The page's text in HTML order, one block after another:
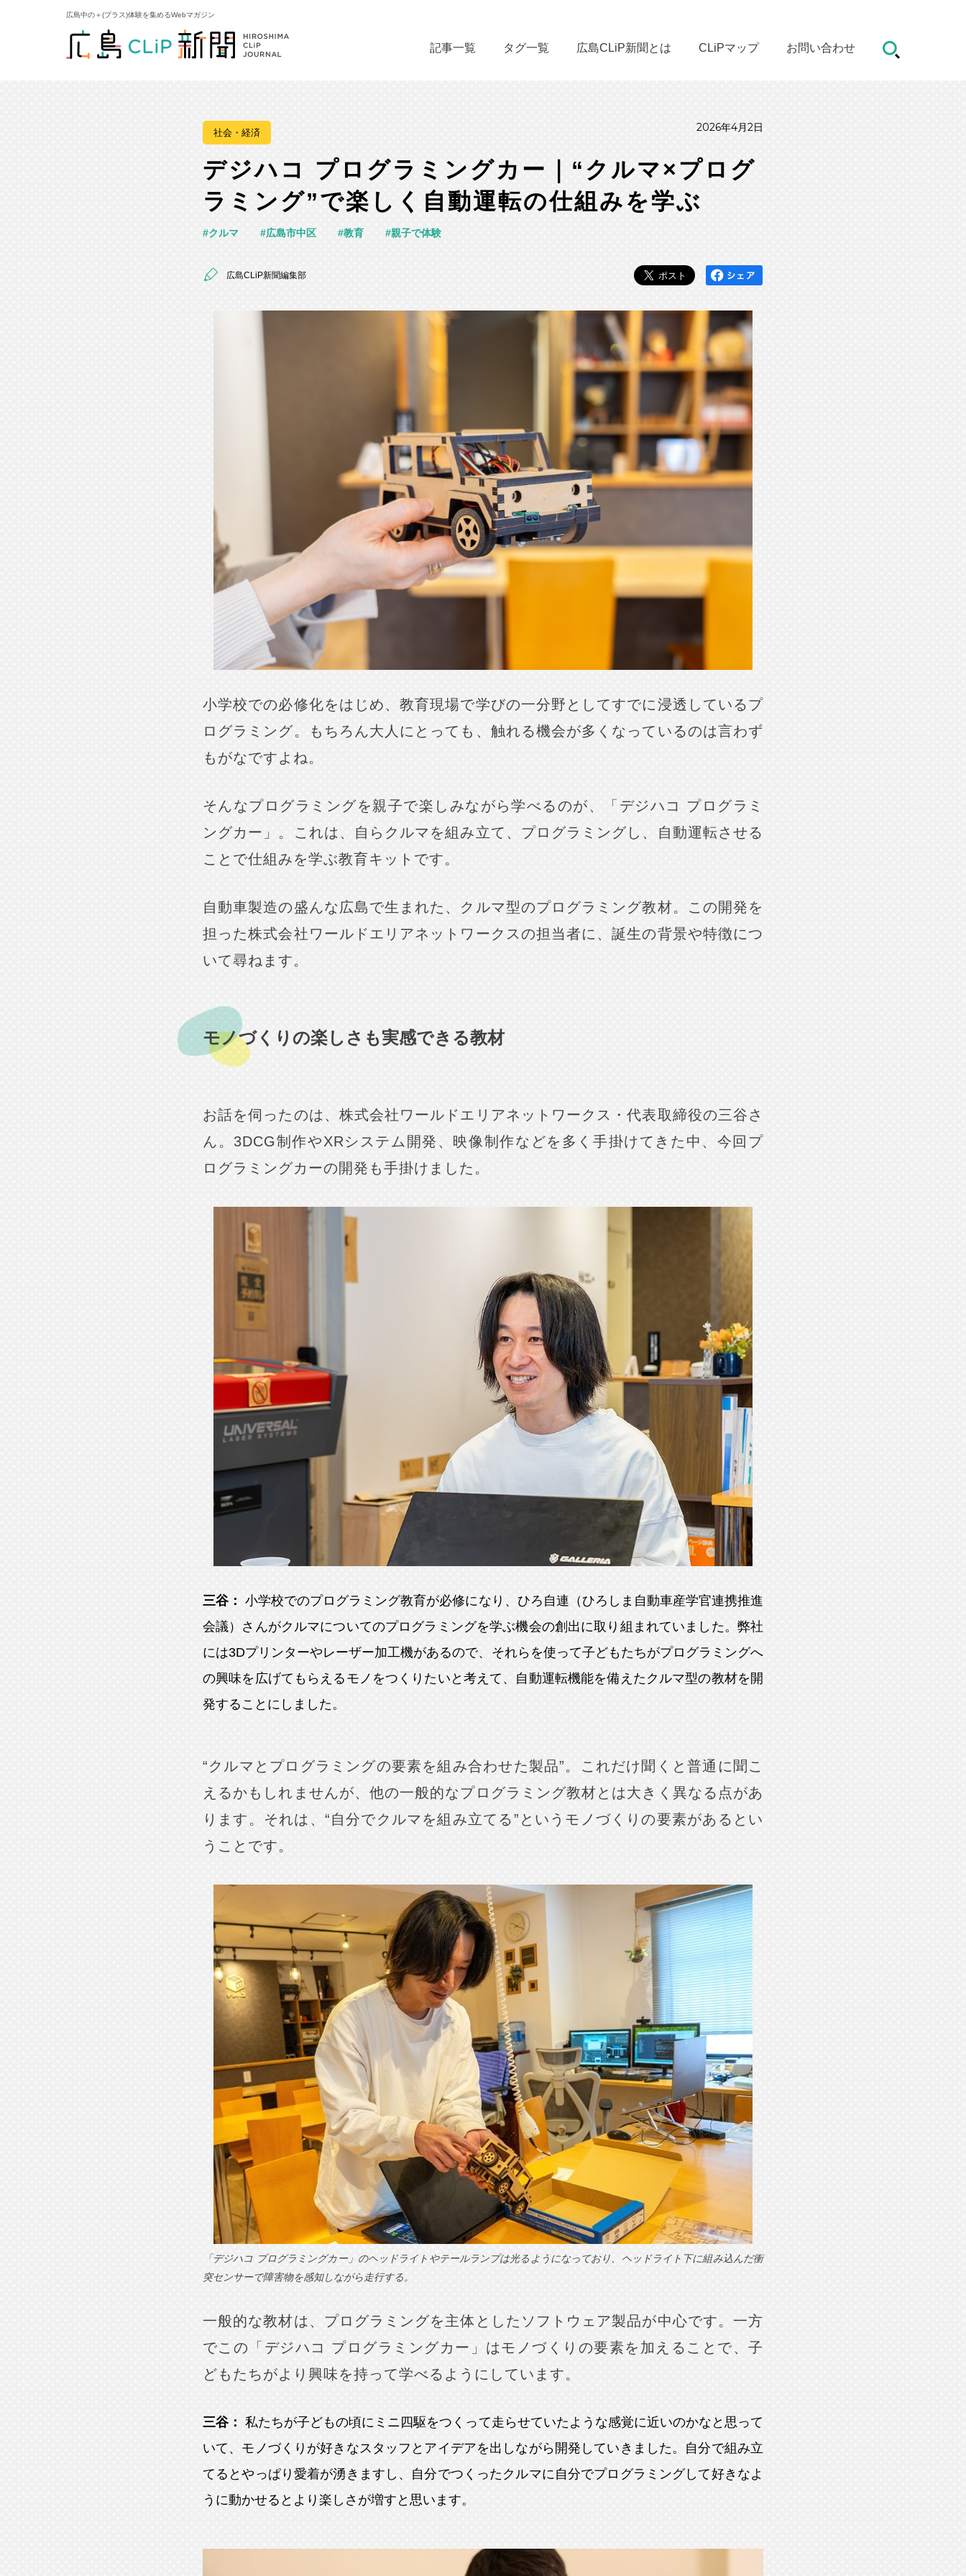
広島中の＋(プラス)体験を集めるWebマガジン
記事一覧 タグ一覧 広島CLiP新聞とは CLiPマップ お問い合わせ
社会・経済 2026年4月2日
デジハコ プログラミングカー｜“クルマ×プログ
ラミング”で楽しく自動運転の仕組みを学ぶ
クルマ 広島市中区 教育 親子で体験
広島CLiP新聞編集部
小学校での必修化をはじめ、教育現場で学びの一分野としてすでに浸透しているプ
ログラミング。もちろん大人にとっても、触れる機会が多くなっているのは言わず
もがなですよね。
そんなプログラミングを親子で楽しみながら学べるのが、「デジハコ プログラミ
ングカー」。これは、自らクルマを組み立て、プログラミングし、自動運転させる
ことで仕組みを学ぶ教育キットです。
自動車製造の盛んな広島で生まれた、クルマ型のプログラミング教材。この開発を
担った株式会社ワールドエリアネットワークスの担当者に、誕生の背景や特徴につ
いて尋ねます。
モノづくりの楽しさも実感できる教材
お話を伺ったのは、株式会社ワールドエリアネットワークス・代表取締役の三谷さ
ん。3DCG制作やXRシステム開発、映像制作などを多く手掛けてきた中、今回プ
ログラミングカーの開発も手掛けました。
三谷：
小学校でのプログラミング教育が必修になり、ひろ自連（ひろしま自動車産学官連携推進
会議）さんがクルマについてのプログラミングを学ぶ機会の創出に取り組まれていました。弊社
には3Dプリンターやレーザー加工機があるので、それらを使って子どもたちがプログラミングへ
の興味を広げてもらえるモノをつくりたいと考えて、自動運転機能を備えたクルマ型の教材を開
発することにしました。
“クルマとプログラミングの要素を組み合わせた製品”。これだけ聞くと普通に聞こ
えるかもしれませんが、他の一般的なプログラミング教材とは大きく異なる点があ
ります。それは、“自分でクルマを組み立てる”というモノづくりの要素があるとい
うことです。
「デジハコ プログラミングカー」のヘッドライトやテールランプは光るようになっており、ヘッドライト下に組み込んだ衝
突センサーで障害物を感知しながら走行する。
一般的な教材は、プログラミングを主体としたソフトウェア製品が中心です。一方
でこの「デジハコ プログラミングカー」はモノづくりの要素を加えることで、子
どもたちがより興味を持って学べるようにしています。
三谷：
私たちが子どもの頃にミニ四駆をつくって走らせていたような感覚に近いのかなと思って
いて、モノづくりが好きなスタッフとアイデアを出しながら開発していきました。自分で組み立
てるとやっぱり愛着が湧きますし、自分でつくったクルマに自分でプログラミングして好きなよ
うに動かせるとより楽しさが増すと思います。